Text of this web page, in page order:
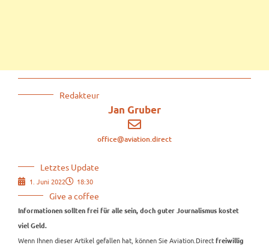
Redakteur
Jan Gruber
office@aviation.direct
Letztes Update
1. Juni 2022 18:30
Give a coffee
Informationen sollten frei für alle sein, doch guter Journalismus kostet
viel Geld.
Wenn Ihnen dieser Artikel gefallen hat, können Sie Aviation.Direct freiwillig